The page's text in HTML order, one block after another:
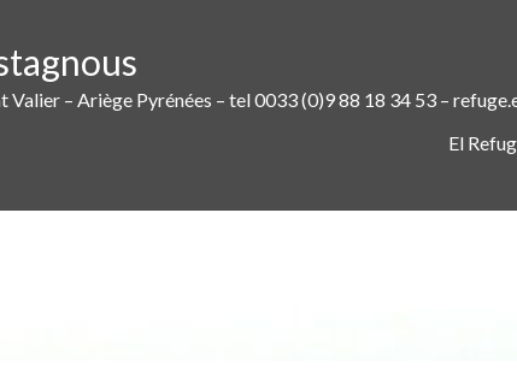
– Ariège Pyrénées – tel 0033 (0)9 88 18 34 53 –
El